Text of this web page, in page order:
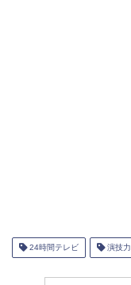
24時間テレビ 演技力